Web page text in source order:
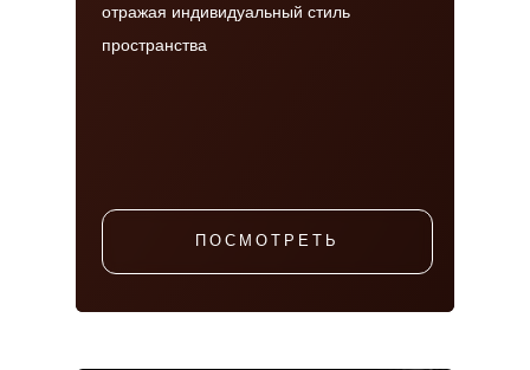
отражая индивидуальный стиль
пространства
ПОСМОТРЕТЬ